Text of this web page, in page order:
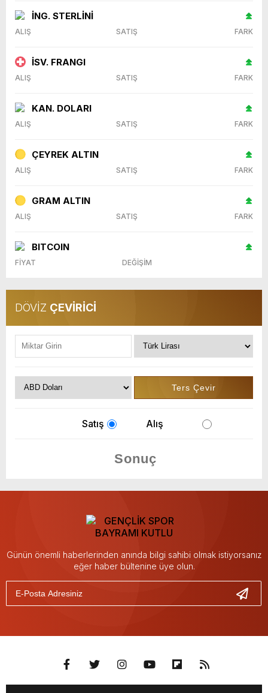
İNG. STERLİNİ
ALIŞ SATIŞ FARK
İSV. FRANGI
ALIŞ SATIŞ FARK
KAN. DOLARI
ALIŞ SATIŞ FARK
ÇEYREK ALTIN
ALIŞ SATIŞ FARK
GRAM ALTIN
ALIŞ SATIŞ FARK
BITCOIN
FİYAT DEĞİŞİM
DÖVİZ ÇEVİRİCİ
Satış Alış
Günün önemli haberlerinden anında bilgi sahibi olmak istiyorsanız
eğer haber bültenine üye olun.